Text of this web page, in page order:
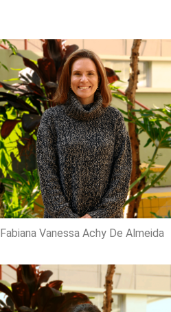
Fabiana Vanessa Achy De Almeida